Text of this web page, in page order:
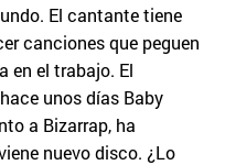
El cantante tiene
canciones que peguen
en el trabajo. El
unos días Baby
a Bizarrap, ha
nuevo disco. ¿Lo